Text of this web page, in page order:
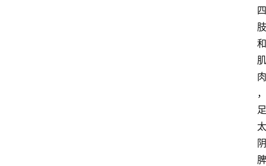
四
肢
和
肌
肉
，
足
太
阴
脾